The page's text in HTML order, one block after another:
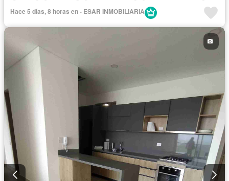
Cuarto de servicio
Jardín
Vista panorámica
Hace 5 días, 8 horas en - ESAR INMOBILIARIA